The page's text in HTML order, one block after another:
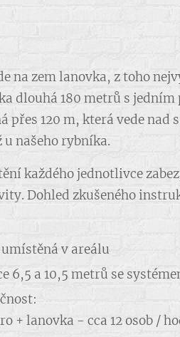
na zem lanovka, z toho
dlouhá 180 metrů s jedním
přes 120 m, která vede nad
u našeho rybníka.
každého jednotlivce
Dohled zkušeného
v areálu
6,5 a 10,5 metrů se
+ lanovka - cca 12 osob /